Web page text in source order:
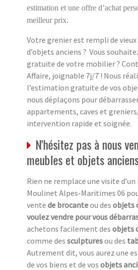
estimation et une offre d’achat
meilleur prix.
Votre grenier est rempli de
d’objets anciens ? Vous
gratuite de votre mobilier ?
Affaire, joignable 7j/7 ! Nous
l’estimation gratuite de vos
nous déplaçons pour
appartements, caves et
intervention rapide et soignée.
N'hésitez pas à nous
meubles et objets
Rien ne remplace une visite
Moulinet Alpes-Maritimes 06
vente de brocanteou des objets
voulez vendre pour vous
achetons facilement des objets
comme des sculpturesou des
Autrement dit, vous aurez une
de vos biens et de vos objets